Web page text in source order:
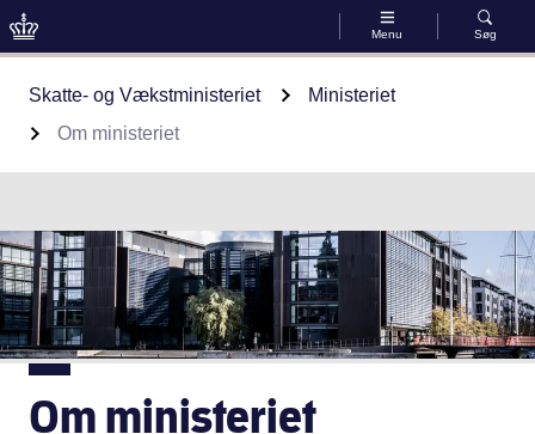
Menu Søg
Skatte- og Vækstministeriet
Ministeriet
Om ministeriet
Om ministeriet